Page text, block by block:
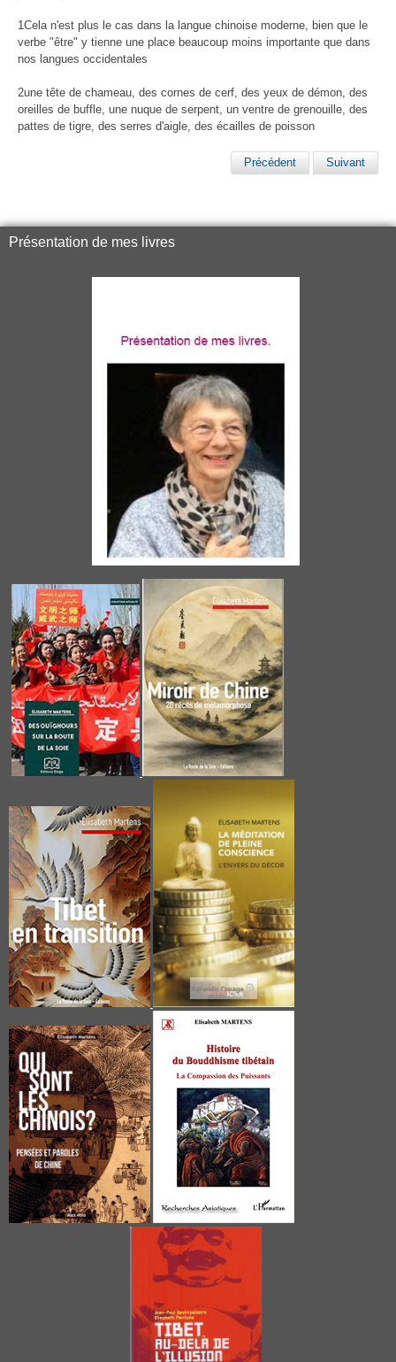
1Cela n'est plus le cas dans la langue chinoise moderne, bien que le
verbe "être" y tienne une place beaucoup moins importante que dans
nos langues occidentales
2une tête de chameau, des cornes de cerf, des yeux de démon, des
oreilles de buffle, une nuque de serpent, un ventre de grenouille, des
pattes de tigre, des serres d'aigle, des écailles de poisson
Précédent Suivant
Présentation de mes livres